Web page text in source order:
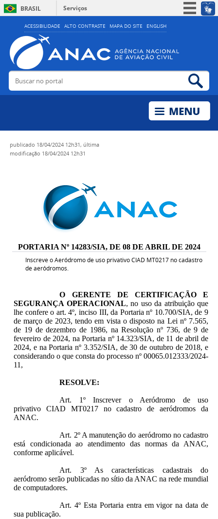
ACESSIBILIDADE ALTO CONTRASTE MAPA DO SITE ENGLISH
BRASIL
Serviços
Simplifique!
Acesso à informação
Legislação
Buscar no portal
publicado 18/04/2024 12h31, última
modificação 18/04/2024 12h31
PORTARIA Nº 14283/SIA, DE 08 DE ABRIL DE 2024
Inscreve o Aeródromo de uso privativo CIAD MT0217 no cadastro
de aeródromos.
O GERENTE DE CERTIFICAÇÃO E
SEGURANÇA OPERACIONAL, no uso da atribuição que
lhe confere o art. 4º, inciso III, da Portaria nº 10.700/SIA, de 9
de março de 2023, tendo em vista o disposto na Lei nº 7.565,
de 19 de dezembro de 1986, na Resolução nº 736, de 9 de
fevereiro de 2024, na Portaria nº 14.323/SIA, de 11 de abril de
2024, e na Portaria nº 3.352/SIA, de 30 de outubro de 2018, e
considerando o que consta do processo nº 00065.012333/2024-
11,
RESOLVE:
Art. 1º Inscrever o Aeródromo de uso
privativo CIAD MT0217 no cadastro de aeródromos da
ANAC.
Art. 2º A manutenção do aeródromo no cadastro
está condicionada ao atendimento das normas da ANAC,
conforme aplicável.
Art. 3º As características cadastrais do
aeródromo serão publicadas no sítio da ANAC na rede mundial
de computadores.
Art. 4º Esta Portaria entra em vigor na data de
sua publicação.